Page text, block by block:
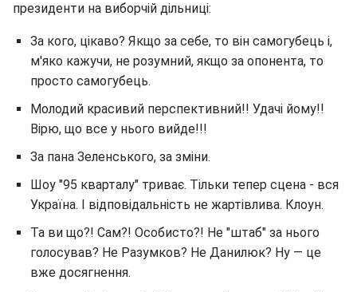
президенти на виборчій дільниці:
За кого, цікаво? Якщо за себе, то він самогубець і,
м'яко кажучи, не розумний, якщо за опонента, то
просто самогубець.
Молодий красивий перспективний!! Удачі йому!!
Вірю, що все у нього вийде!!!
За пана Зеленського, за зміни.
Шоу "95 кварталу" триває. Тільки тепер сцена - вся
Україна. І відповідальність не жартівлива. Клоун.
Та ви що?! Сам?! Особисто?! Не "штаб" за нього
голосував? Не Разумков? Не Данилюк? Ну — це
вже досягнення.